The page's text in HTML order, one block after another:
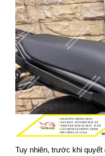
Tuy nhiên, trước khi